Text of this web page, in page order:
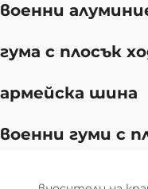
военни
гума с плосък
армейска шина
военни гуми с